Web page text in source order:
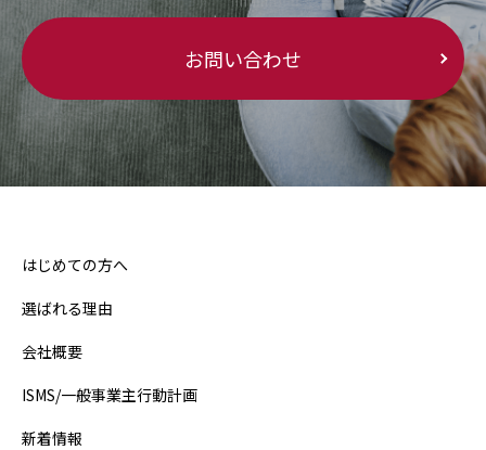
お問い合わせ
はじめての方へ
選ばれる理由
会社概要
ISMS/一般事業主行動計画
新着情報